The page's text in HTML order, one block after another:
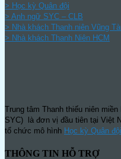
> Học kỳ Quân đội
> Anh ngữ SYC – CLB
> Nhà khách Thanh niên Vũng
> Nhà khách Thanh Niên HCM
Trung tâm Thanh thiếu niên
SYC) là đơn vị đầu tiên tại Việt
tổ chức mô hình Học kỳ Quân đội
THÔNG TIN HỖ TRỢ